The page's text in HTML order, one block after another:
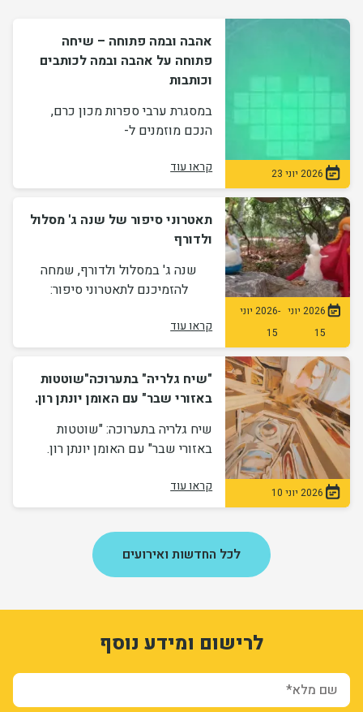
2026 יוני 23
אהבה ובמה פתוחה – שיחה
פתוחה על אהבה ובמה לכותבים
וכותבות
במסגרת ערבי ספרות מכון כרם,
הנכם מוזמנים ל-
קראו עוד
2026 יוני
15
-
2026 יוני
15
תאטרוני סיפור של שנה ג' מסלול
ולדורף
שנה ג' במסלול ולדורף, שמחה
להזמיכנם לתאטרוני סיפור:
קראו עוד
2026 יוני 10
"שיח גלריה" בתערוכה"שוטטות
באזורי שבר" עם האומן יונתן רון.
שיח גלריה בתערוכה: "שוטטות
באזורי שבר" עם האומן יונתן רון.
קראו עוד
לכל החדשות ואירועים
לרישום ומידע נוסף
שם מלא*
form-_36uFtcvR42AdOjIZTK6t_d1J4TIUNWMFspgFGm_0ZQ
KGrg9_E7mtryfjPw9vUHf2iaFf_9woyceDJLod86qZM